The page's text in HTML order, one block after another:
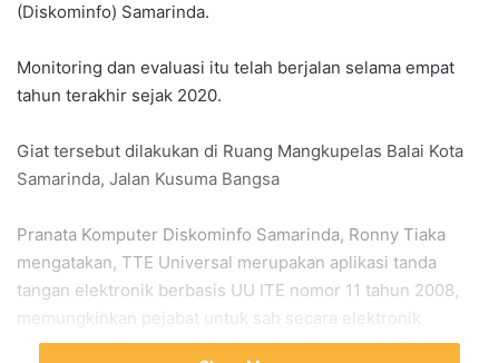
(Diskominfo) Samarinda.
Monitoring dan evaluasi itu telah berjalan selama empat
tahun terakhir sejak 2020.
Giat tersebut dilakukan di Ruang Mangkupelas Balai Kota
Samarinda, Jalan Kusuma Bangsa
Pranata Komputer Diskominfo Samarinda, Ronny Tiaka
mengatakan, TTE Universal merupakan aplikasi tanda
tangan elektronik berbasis UU ITE nomor 11 tahun 2008,
memungkinkan pejabat untuk sah secara elektronik
dengan sertifikat dari Balai Sertifikat Elektronik (BSrE).